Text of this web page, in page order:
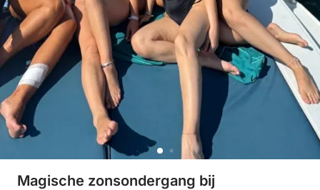
Magische zonsondergang bij